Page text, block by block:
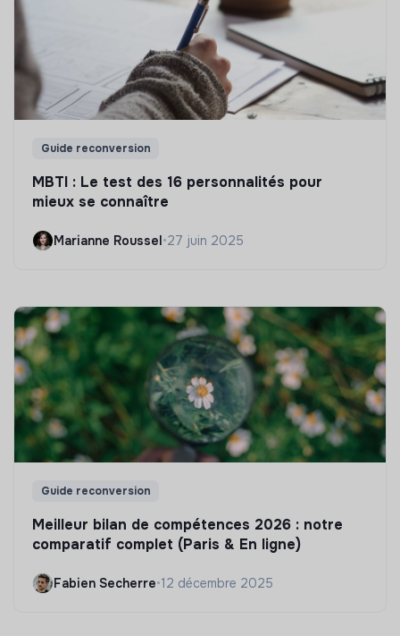
Guide reconversion
MBTI : Le test des 16 personnalités pour
mieux se connaître
Marianne Roussel•27 juin 2025
Guide reconversion
Meilleur bilan de compétences 2026 : notre
comparatif complet (Paris & En ligne)
Fabien Secherre•12 décembre 2025